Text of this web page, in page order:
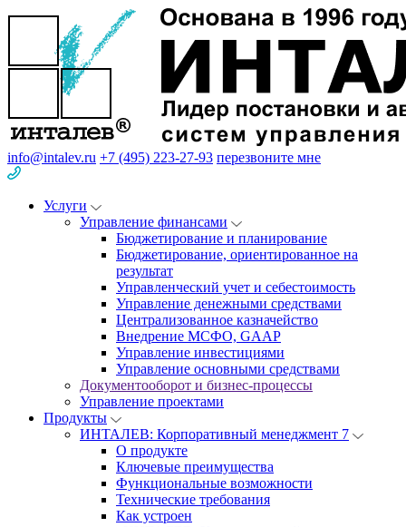
info@intalev.ru +7 (495) 223-27-93 перезвоните мне
Услуги
Управление финансами
Бюджетирование и планирование
Бюджетирование, ориентированное на
результат
Управленческий учет и себестоимость
Управление денежными средствами
Централизованное казначейство
Внедрение МСФО, GAAP
Управление инвестициями
Управление основными средствами
Документооборот и бизнес-процессы
Управление проектами
Продукты
ИНТАЛЕВ: Корпоративный менеджмент 7
О продукте
Ключевые преимущества
Функциональные возможности
Технические требования
Как устроен